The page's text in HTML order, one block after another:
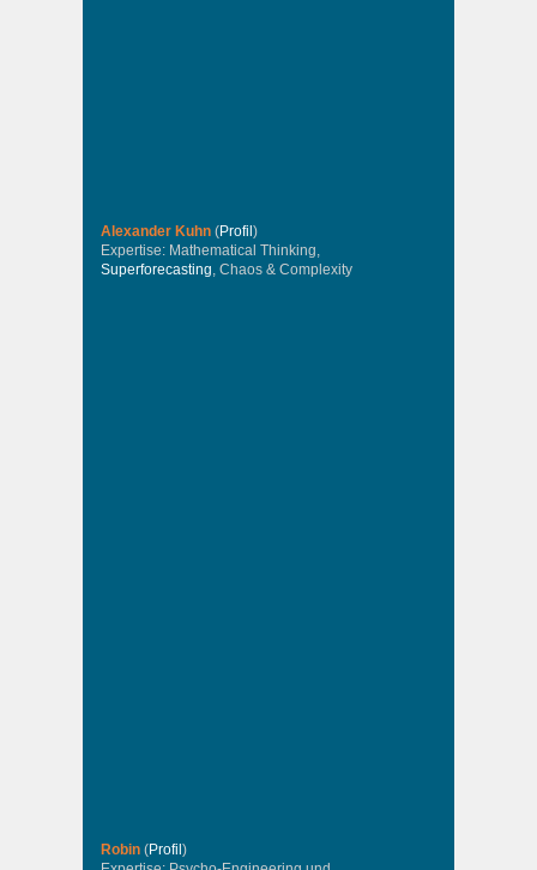
Alexander Kuhn (Profil )
Expertise: Mathematical Thinking,
Superforecasting, Chaos & Complexity
Robin (Profil )